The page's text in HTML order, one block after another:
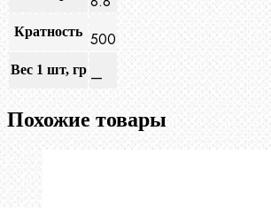
Кратность 500
Вес 1 шт, гр —
Похожие товары